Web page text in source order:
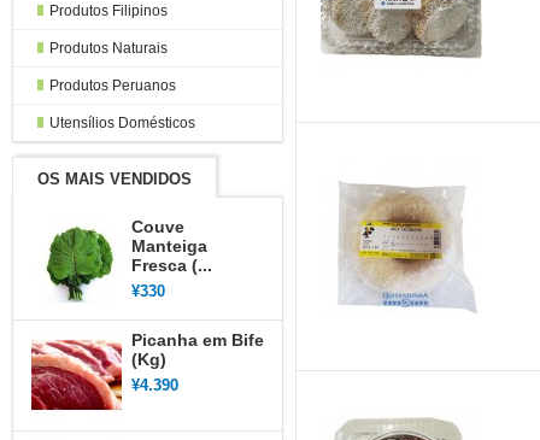
Produtos Filipinos
Produtos Naturais
Produtos Peruanos
Utensílios Domésticos
OS MAIS VENDIDOS
Couve
Manteiga
Fresca (...
¥330
Picanha em Bife
(Kg)
¥4.390